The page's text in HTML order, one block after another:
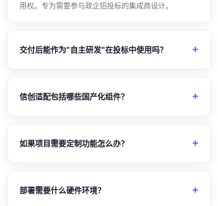
用权。专为需要参与政企招投标的集成商设计。
交付后能作为"自主研发"在投标中使用吗？
信创适配包括哪些国产化组件？
如果项目需要定制功能怎么办？
部署需要什么硬件环境？